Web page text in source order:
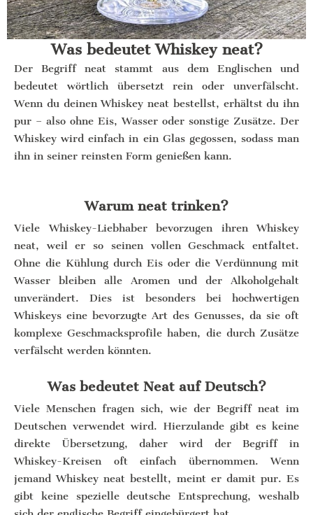
Was bedeutet Whiskey neat?
Der Begriff neat stammt aus dem Englischen und
bedeutet wörtlich übersetzt rein oder unverfälscht.
Wenn du deinen Whiskey neat bestellst, erhältst du ihn
pur – also ohne Eis, Wasser oder sonstige Zusätze. Der
Whiskey wird einfach in ein Glas gegossen, sodass man
ihn in seiner reinsten Form genießen kann.
Warum neat trinken?
Viele Whiskey-Liebhaber bevorzugen ihren Whiskey
neat, weil er so seinen vollen Geschmack entfaltet.
Ohne die Kühlung durch Eis oder die Verdünnung mit
Wasser bleiben alle Aromen und der Alkoholgehalt
unverändert. Dies ist besonders bei hochwertigen
Whiskeys eine bevorzugte Art des Genusses, da sie oft
komplexe Geschmacksprofile haben, die durch Zusätze
verfälscht werden könnten.
Was bedeutet Neat auf Deutsch?
Viele Menschen fragen sich, wie der Begriff neat im
Deutschen verwendet wird. Hierzulande gibt es keine
direkte Übersetzung, daher wird der Begriff in
Whiskey-Kreisen oft einfach übernommen. Wenn
jemand Whiskey neat bestellt, meint er damit pur. Es
gibt keine spezielle deutsche Entsprechung, weshalb